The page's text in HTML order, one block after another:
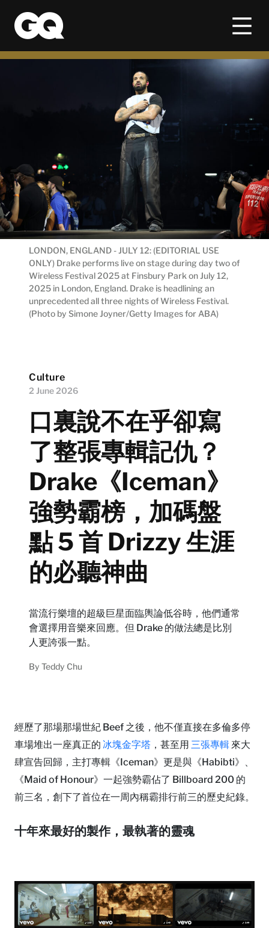
LONDON, ENGLAND - JULY 12: (EDITORIAL USE
ONLY) Drake performs live on stage during day two of
Wireless Festival 2025 at Finsbury Park on July 12,
2025 in London, England. Drake is headlining an
unprecedented all three nights of Wireless Festival.
(Photo by Simone Joyner/Getty Images for ABA)
Culture
2 June 2026
口裏說不在乎卻寫
了整張專輯記仇？
Drake《Iceman》
強勢霸榜，加碼盤
點 5 首 Drizzy 生涯
的必聽神曲
當流行樂壇的超級巨星面臨輿論低谷時，他們通常
會選擇用音樂來回應。但 Drake 的做法總是比別
人更誇張一點。
By Teddy Chu
經歷了那場那場世紀 Beef 之後，他不僅直接在多倫多停
車場堆出一座真正的 冰塊金字塔 ，甚至用 三張專輯 來大
肆宣告回歸，主打專輯《Iceman》更是與《Habibti》、
《Maid of Honour》一起強勢霸佔了 Billboard 200 的
前三名，創下了首位在一周內稱霸排行前三的歷史紀錄。
十年來最好的製作，最執著的靈魂